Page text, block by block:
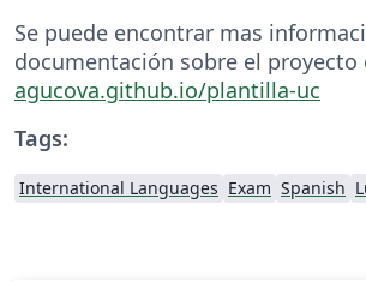
Se puede encontrar mas
documentación sobre el proyecto
agucova.github.io/plantilla-uc
Tags:
International Languages Exam Spanish